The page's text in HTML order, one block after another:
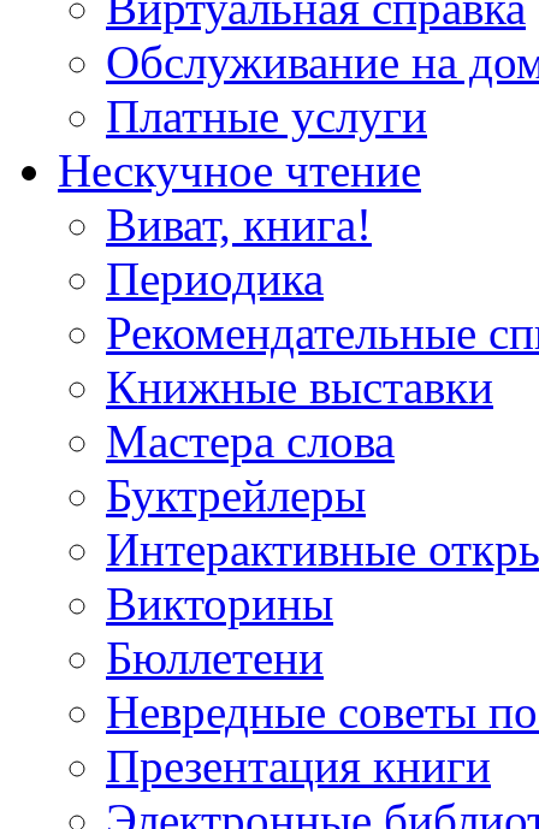
Обслуживание на
Платные услуги
Нескучное чтение
Виват, книга!
Периодика
Рекомендательные
Книжные выставки
Мастера слова
Буктрейлеры
Интерактивные
Викторины
Бюллетени
Невредные советы
Презентация книги